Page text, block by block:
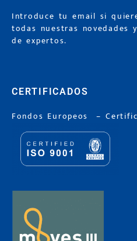
Introduce tu email si
todas nuestras novedades
de expertos.
CERTIFICADOS
Fondos Europeos –